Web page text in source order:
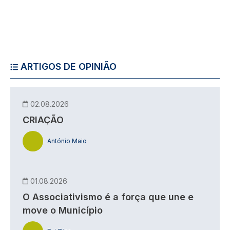
ARTIGOS DE OPINIÃO
02.08.2026
CRIAÇÃO
António Maio
01.08.2026
O Associativismo é a força que une e
move o Município